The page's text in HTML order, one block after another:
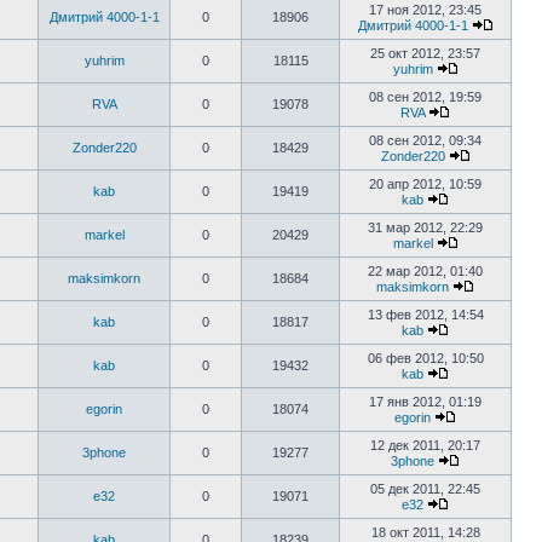
Дмитрий 4000-1-1 0 18906
17 ноя 2012, 23:45
Дмитрий 4000-1-1
yuhrim 0 18115
25 окт 2012, 23:57
yuhrim
RVA 0 19078
08 сен 2012, 19:59
RVA
Zonder220 0 18429
08 сен 2012, 09:34
Zonder220
kab 0 19419
20 апр 2012, 10:59
kab
markel 0 20429
31 мар 2012, 22:29
markel
maksimkorn 0 18684
22 мар 2012, 01:40
maksimkorn
kab 0 18817
13 фев 2012, 14:54
kab
kab 0 19432
06 фев 2012, 10:50
kab
egorin 0 18074
17 янв 2012, 01:19
egorin
3phone 0 19277
12 дек 2011, 20:17
3phone
e32 0 19071
05 дек 2011, 22:45
e32
18 окт 2011, 14:28